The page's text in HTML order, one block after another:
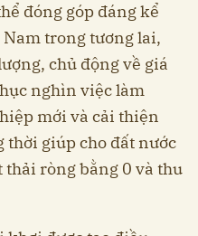
đóng góp đáng kể
trong tương lai,
chủ động về giá
nghìn việc làm
mới và cải thiện
thời giúp cho đất nước
thải ròng bằng 0 và thu